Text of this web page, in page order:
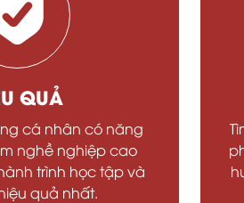
QUẢ
cá nhân có năng
nghề nghiệp cao
trình học tập và
quả nhất.